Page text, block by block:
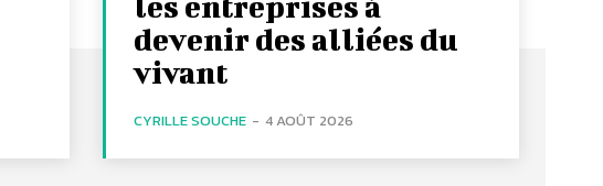
devenir des alliées du
vivant
CYRILLE SOUCHE - 4 AOÛT 2026